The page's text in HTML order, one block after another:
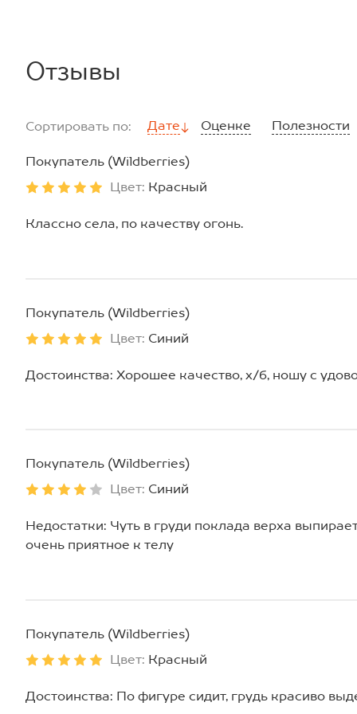
Отзывы
Сортировать по: Дате Оценке Полезности
Покупатель (Wildberries)
Цвет: Красный
Классно села, по качеству огонь.
Покупатель (Wildberries)
Цвет: Синий
Достоинства: Хорошее качество, х/б, ношу с
Покупатель (Wildberries)
Цвет: Синий
Недостатки: Чуть в груди поклада верха
очень приятное к телу
Покупатель (Wildberries)
Цвет: Красный
Достоинства: По фигуре сидит, грудь красиво